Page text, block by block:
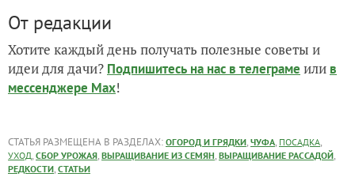
От редакции
Хотите каждый день получать полезные советы и
идеи для дачи? Подпишитесь на нас в телеграме или в
мессенджере Max!
СТАТЬЯ РАЗМЕЩЕНА В РАЗДЕЛАХ: ОГОРОД И ГРЯДКИ, ЧУФА, ПОСАДКА,
УХОД, СБОР УРОЖАЯ, ВЫРАЩИВАНИЕ ИЗ СЕМЯН, ВЫРАЩИВАНИЕ РАССАДОЙ,
РЕДКОСТИ, СТАТЬИ